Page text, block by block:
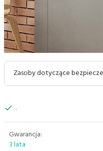
Zasoby dotyczące
.
Gwarancja:
3 lata